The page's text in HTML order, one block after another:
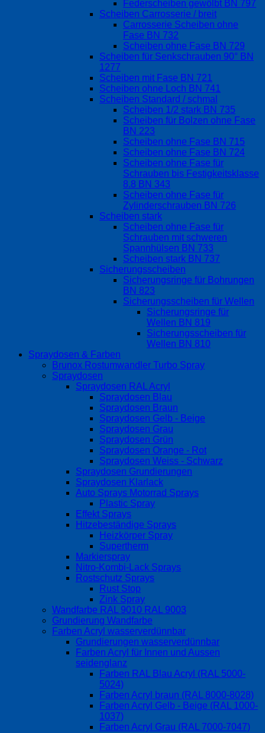
Federscheiben gewölbt BN 797
Scheiben Carrosserie / breit
Carrosserie Scheiben ohne
Fase BN 732
Scheiben ohne Fase BN 729
Scheiben für Senkschrauben 90° BN
1277
Scheiben mit Fase BN 721
Scheiben ohne Loch BN 741
Scheiben Standard / schmal
Scheiben 1/2 stark BN 735
Scheiben für Bolzen ohne Fase
BN 223
Scheiben ohne Fase BN 715
Scheiben ohne Fase BN 724
Scheiben ohne Fase für
Schrauben bis Festigkeitsklasse
8.8 BN 343
Scheiben ohne Fase für
Zylinderschrauben BN 726
Scheiben stark
Scheiben ohne Fase für
Schrauben mit schweren
Spannhülsen BN 733
Scheiben stark BN 737
Sicherungsscheiben
Sicherungsringe für Bohrungen
BN 823
Sicherungsscheiben für Wellen
Sicherungsringe für
Wellen BN 819
Sicherungsscheiben für
Wellen BN 810
Spraydosen & Farben
Brunox Rostumwandler Turbo Spray
Spraydosen
Spraydosen RAL Acryl
Spraydosen Blau
Spraydosen Braun
Spraydosen Gelb - Beige
Spraydosen Grau
Spraydosen Grün
Spraydosen Orange - Rot
Spraydosen Weiss - Schwarz
Spraydosen Grundierungen
Spraydosen Klarlack
Auto Sprays Motorrad Sprays
Plastic Spray
Effekt Sprays
Hitzebeständige Sprays
Heizkörper Spray
Supertherm
Markierspray
Nitro-Kombi-Lack Sprays
Rostschutz Sprays
Rust Stop
Zink Spray
Wandfarbe RAL 9010 RAL 9003
Grundierung Wandfarbe
Farben Acryl wasserverdünnbar
Grundierungen wasserverdünnbar
Farben Acryl für Innen und Aussen
seidenglanz
Farben RAL Blau Acryl (RAL 5000-
5024)
Farben Acryl braun (RAL 8000-8028)
Farben Acryl Gelb - Beige (RAL 1000-
1037)
Farben Acryl Grau (RAL 7000-7047)